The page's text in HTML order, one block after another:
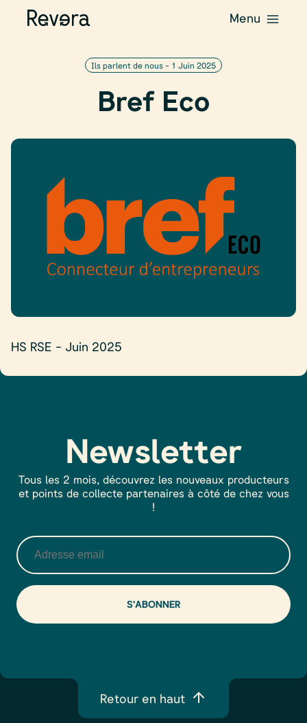
Menu
Ils parlent de nous - 1 Juin 2025
Bref Eco
HS RSE – Juin 2025
Newsletter
Tous les 2 mois, découvrez les nouveaux producteurs
et points de collecte partenaires à côté de chez vous
!
Retour en haut